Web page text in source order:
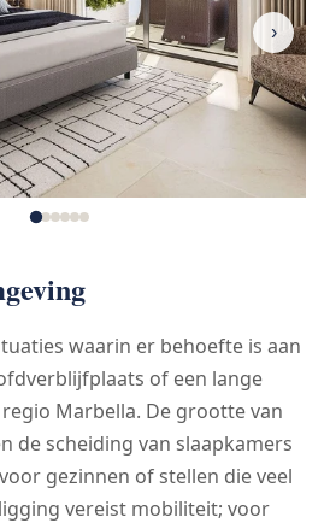
waarin er behoefte is aan
of een lange
Marbella. De grootte van
de scheiding van slaapkamers
gezinnen of stellen die veel
vereist mobiliteit; voor
›